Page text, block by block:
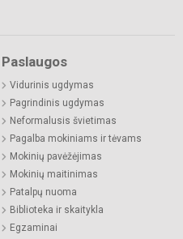
Paslaugos
Vidurinis ugdymas
Pagrindinis ugdymas
Neformalusis švietimas
Pagalba mokiniams ir tėvams
Mokinių pavėžėjimas
Mokinių maitinimas
Patalpų nuoma
Biblioteka ir skaitykla
Egzaminai